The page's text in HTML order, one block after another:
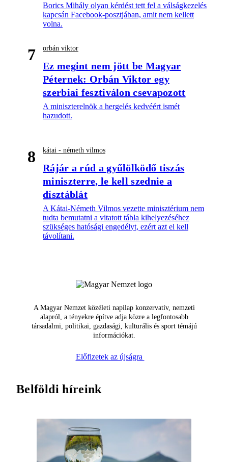
Borics Mihály olyan kérdést tett fel a válságkezelés
kapcsán Facebook-posztjában, amit nem kellett
volna.
7 orbán viktor
Ez megint nem jött be Magyar
Péternek: Orbán Viktor egy
szerbiai fesztiválon csevapozott
A miniszterelnök a hergelés kedvéért ismét
hazudott.
8 kátai - németh vilmos
Rájár a rúd a gyűlölködő tiszás
miniszterre, le kell szednie a
dísztáblát
A Kátai-Németh Vilmos vezette minisztérium nem
tudta bemutatni a vitatott tábla kihelyezéséhez
szükséges hatósági engedélyt, ezért azt el kell
távolítani.
A Magyar Nemzet közéleti napilap konzervatív, nemzeti
alapról, a tényekre építve adja közre a legfontosabb
társadalmi, politikai, gazdasági, kulturális és sport témájú
információkat.
Előfizetek az újságra
Belföldi híreink